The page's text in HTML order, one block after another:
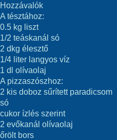
Hozzávalók
A tésztához:
0.5 kg liszt
1/2 teáskanál só
2 dkg élesztő
1/4 liter langyos víz
1 dl olívaolaj
A pizzaszószhoz:
2 kis doboz sűrített paradicsom
só
cukor ízlés szerint
2 evőkanál olívaolaj
őrölt bors